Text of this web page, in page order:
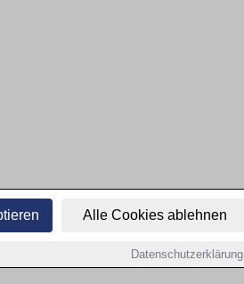
Alle Cookies ablehnen
Datenschutzerklärung